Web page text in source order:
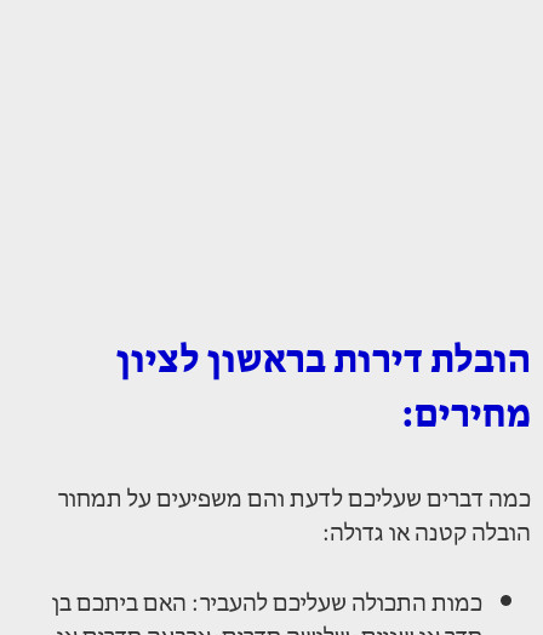
הובלת דירות בראשון לציון
מחירים:
כמה דברים שעליכם לדעת והם משפיעים על תמחור
הובלה קטנה או גדולה:
כמות התכולה שעליכם להעביר: האם ביתכם בן